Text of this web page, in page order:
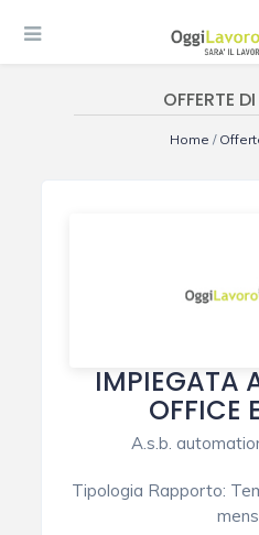
OFFERTE
Home /
IMPIEGATA
OFFICE
A.s.b.
Tipologia Rapporto: